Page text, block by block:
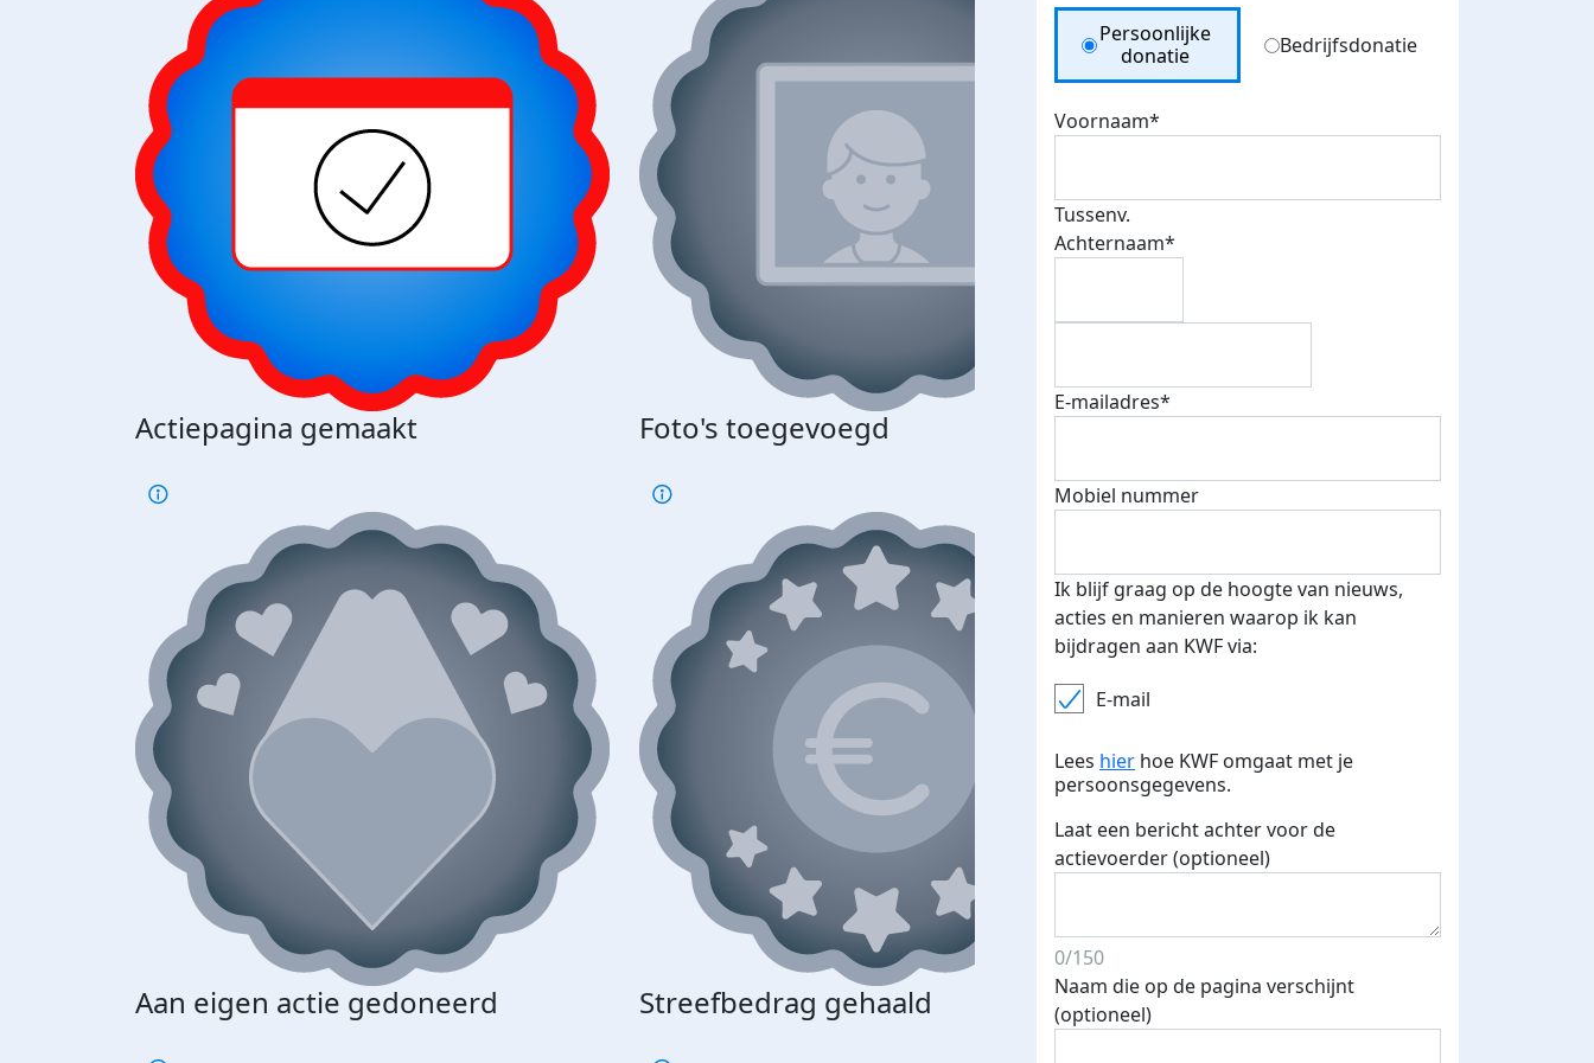
Actiepagina gemaakt Foto's toegevoegd E-mails verstuurd
Aan eigen actie gedoneerd Streefbedrag gehaald Streefbedrag verhoogd
Top fondsenwerver
Donation Type
Persoonlijke
donatie
Bedrijfsdonatie
Voornaam*
Tussenv.
Achternaam*
E-mailadres*
Mobiel nummer
Ik blijf graag op de hoogte van nieuws,
acties en manieren waarop ik kan
bijdragen aan KWF via:
E-mail
Lees hier hoe KWF omgaat met je
persoonsgegevens.
Laat een bericht achter voor de
actievoerder (optioneel)
0/150
Naam die op de pagina verschijnt
(optioneel)